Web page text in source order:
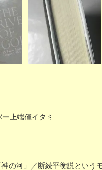
上端僅イタミ
の河」／断続平衡説という